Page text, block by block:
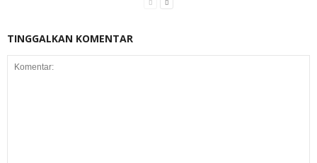
TINGGALKAN KOMENTAR